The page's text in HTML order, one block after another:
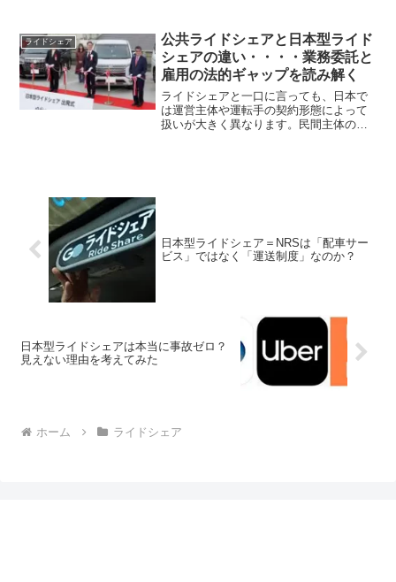
方が圧倒的にニュースになります。最近
やたらと「交通空白」という...
ライドシェア
公共ライドシェアと日本型ライド
シェアの違い・・・・業務委託と
雇用の法的ギャップを読み解く
ライドシェアと一口に言っても、日本で
は運営主体や運転手の契約形態によって
扱いが大きく異なります。民間主体の
日本型ライドシェア＝NRSは「配車サー
ビス」ではなく「運送制度」なのか？
日本型ライドシェアは本当に事故ゼロ？
見えない理由を考えてみた
ホーム ライドシェア